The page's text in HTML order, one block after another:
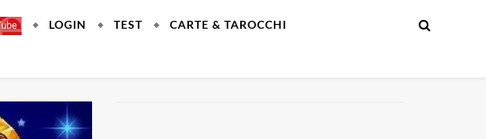
LOGIN TEST CARTE & TAROCCHI